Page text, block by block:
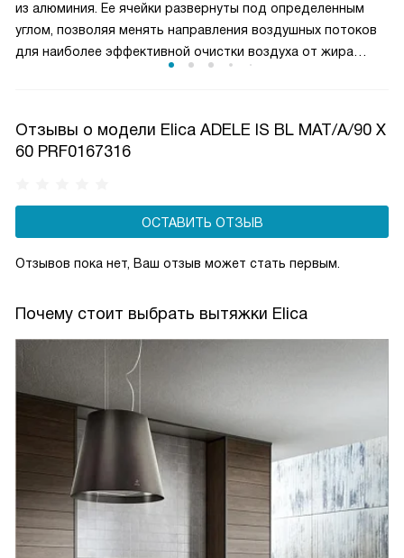
и чистым.
из алюминия. Ее ячейки развернуты под определенным
углом, позволяя менять направления воздушных потоков
для наиболее эффективной очистки воздуха от жира
Отзывы о модели Elica ADELE IS BL MAT/A/90 X
60 PRF0167316
ОСТАВИТЬ ОТЗЫВ
Отзывов пока нет, Ваш отзыв может стать первым.
Почему стоит выбрать вытяжки Elica